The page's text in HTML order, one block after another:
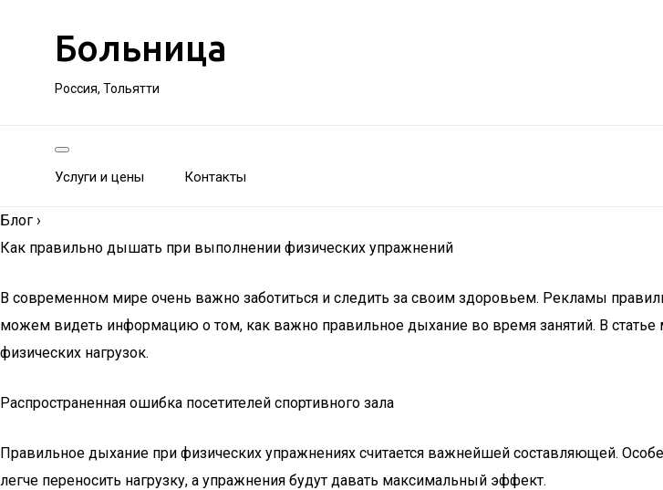
Больница
Россия, Тольятти
Услуги и цены Контакты
Блог ›
Как правильно дышать при выполнении физических упражнений
В современном мире очень важно заботиться и следить за своим здоровьем. Рекламы
можем видеть информацию о том, как важно правильное дыхание во время занятий. В
физических нагрузок.
Распространенная ошибка посетителей спортивного зала
Правильное дыхание при физических упражнениях считается важнейшей составляющей.
легче переносить нагрузку, а упражнения будут давать максимальный эффект.